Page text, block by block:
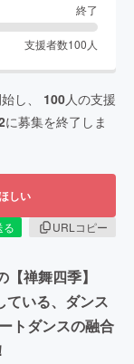
終了
支援者数100 人
し、 100人の支援
に募集を終了しま
しい
る
URLコピー
禅舞四季】
ている、ダンス
トダンスの融合